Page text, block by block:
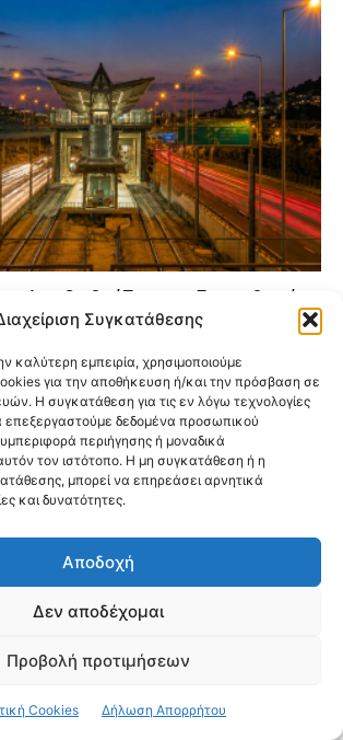
Συγκατάθεσης
καλύτερη εμπειρία, χρησιμοποιούμε
για την αποθήκευση ή/και την πρόσβαση σε
Η συγκατάθεση για τις εν λόγω τεχνολογίες
επεξεργαστούμε δεδομένα προσωπικού
περιήγησης ή μοναδικά
τον ιστότοπο. Η μη συγκατάθεση ή η
μπορεί να επηρεάσει αρνητικά
και δυνατότητες.
Αποδοχή
Δεν αποδέχομαι
Προβολή προτιμήσεων
Cookies Δήλωση Απορρήτου
Αναβαθμίζονται 5 σταθμοί
– Οι αλλαγές που έρχονται για